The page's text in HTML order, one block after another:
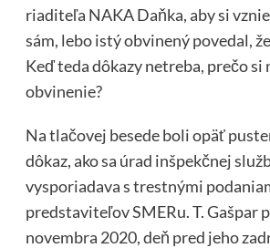
riaditeľa NAKA Daňka, aby si
sám, lebo istý obvinený povedal,
Keď teda dôkazy netreba, prečo si
obvinenie?
Na tlačovej besede boli opäť
dôkaz, ako sa úrad inšpekčnej
vysporiadava s trestnými
predstaviteľov SMERu. T. Gašpar
novembra 2020, deň pred jeho